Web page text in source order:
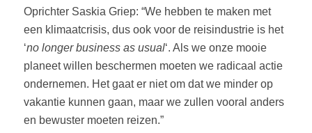
Oprichter Saskia Griep: “We hebben te maken met
een klimaatcrisis, dus ook voor de reisindustrie is het
‘no longer business as usual‘. Als we onze mooie
planeet willen beschermen moeten we radicaal actie
ondernemen. Het gaat er niet om dat we minder op
vakantie kunnen gaan, maar we zullen vooral anders
en bewuster moeten reizen.”